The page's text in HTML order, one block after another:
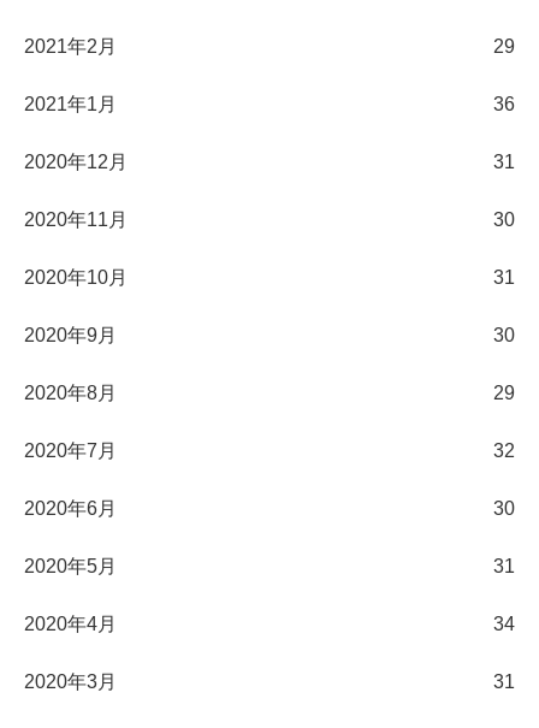
2021年2月 29
2021年1月 36
2020年12月 31
2020年11月 30
2020年10月 31
2020年9月 30
2020年8月 29
2020年7月 32
2020年6月 30
2020年5月 31
2020年4月 34
2020年3月 31